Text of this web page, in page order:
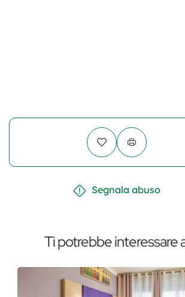
Segnala abuso
Ti potrebbe interessare